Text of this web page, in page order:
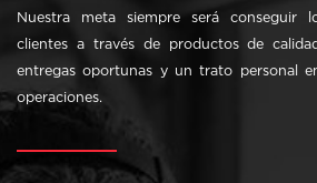
Nuestra meta siempre será conseguir
clientes a través de productos de
entregas oportunas y un trato personal
operaciones.